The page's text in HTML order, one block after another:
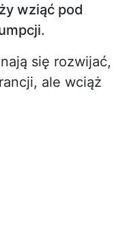
wziąć pod
się rozwijać,
ale wciąż